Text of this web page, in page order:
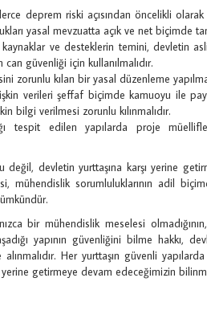
deprem riski açısından öncelikli
yasal mevzuatta açık ve net biçimde
ve desteklerin temini, devletin
güvenliği için kullanılmalıdır.
zorunlu kılan bir yasal düzenleme
verileri şeffaf biçimde kamuoyu ile
bilgi verilmesi zorunlu kılınmalıdır.
tespit edilen yapılarda proje
devletin yurttaşına karşı yerine
mühendislik sorumluluklarının adil
bir mühendislik meselesi
yapının güvenliğini bilme hakkı,
Her yurttaşın güvenli yapılarda
yerine getirmeye devam edeceğimizin